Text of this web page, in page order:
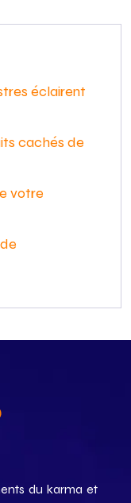
éclairent
cachés de
votre
du karma et